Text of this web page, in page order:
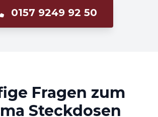
0157 9249 92 50
Fragen zum
Steckdosen